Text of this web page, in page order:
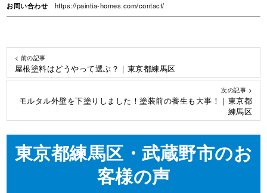
お問い合わせ
https://paintia-homes.com/contact/
< 前の記事
屋根塗料はどうやって選ぶ？｜東京都練馬区
次の記事 >
モルタル外壁を下塗りしました！塗装前の養生も大事！｜東京都
練馬区
東京都練馬区・武蔵野市のお
客様の声